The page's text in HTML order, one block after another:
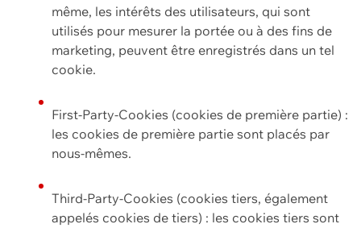
même, les intérêts des utilisateurs, qui sont
utilisés pour mesurer la portée ou à des fins de
marketing, peuvent être enregistrés dans un tel
cookie.
First-Party-Cookies (cookies de première partie) :
les cookies de première partie sont placés par
nous-mêmes.
Third-Party-Cookies (cookies tiers, également
appelés cookies de tiers) : les cookies tiers sont